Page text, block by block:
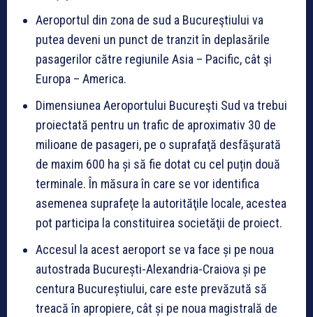
Aeroportul din zona de sud a Bucureştiului va
putea deveni un punct de tranzit în deplasările
pasagerilor către regiunile Asia – Pacific, cât şi
Europa – America.
Dimensiunea Aeroportului Bucureşti Sud va trebui
proiectată pentru un trafic de aproximativ 30 de
milioane de pasageri, pe o suprafaţă desfăşurată
de maxim 600 ha și să fie dotat cu cel puțin două
terminale. În măsura în care se vor identifica
asemenea suprafeţe la autorităţile locale, acestea
pot participa la constituirea societăţii de proiect.
Accesul la acest aeroport se va face și pe noua
autostrada București-Alexandria-Craiova și pe
centura Bucureștiului, care este prevăzută să
treacă în apropiere, cât și pe noua magistrală de